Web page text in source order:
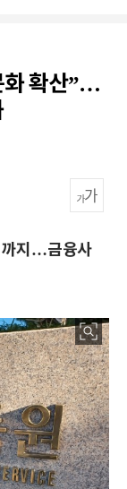
화 확산”…
까지…금융사